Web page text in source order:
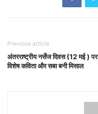
Previous article
अंतरराष्ट्रीय नर्सेज दिवस (12 मई ) पर
विशेष कविता और सबा बनी मिसाल